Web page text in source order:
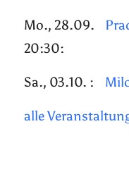
Mo., 28.09.
20:30:
Sa., 03.10. :
alle